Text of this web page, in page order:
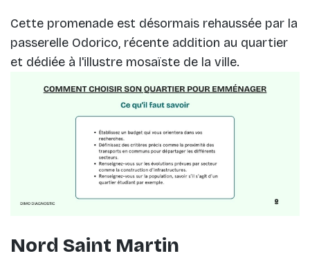
Cette promenade est désormais rehaussée par la
passerelle Odorico, récente addition au quartier
et dédiée à l'illustre mosaïste de la ville.
Nord Saint Martin